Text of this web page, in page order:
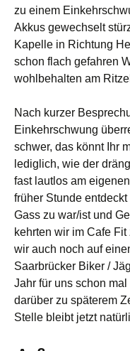
zu einem
Akkus gewechselt
Kapelle in Richtung
schon flach gefahren
wohlbehalten am
Nach kurzer
Einkehrschwung
schwer, das könnt Ihr
lediglich, wie der
fast lautlos am
früher Stunde
Gass zu war/ist und
kehrten wir im Cafe
wir auch noch auf
Saarbrücker Biker /
Jahr für uns schon
darüber zu späterem
Stelle bleibt jetzt